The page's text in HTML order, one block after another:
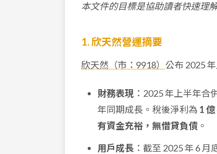
本文件的目標是協助讀者快速理
1. 欣天然營運摘要
欣天然（市：9918） 公布 2025
財務表現 ：2025 年上半年合
年同期成長。稅後淨利為 1
有資金充裕，無借貸負債 。
用戶成長 ：截至 2025 年 6